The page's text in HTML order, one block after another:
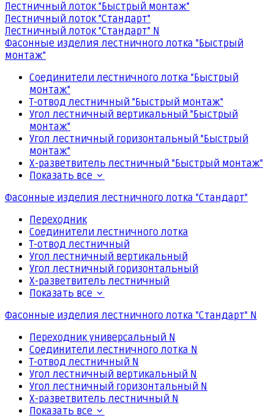
Лестничный лоток "Быстрый монтаж"
Лестничный лоток "Стандарт"
Лестничный лоток "Стандарт" N
Фасонные изделия лестничного лотка "Быстрый
монтаж"
Соединители лестничного лотка "Быстрый
монтаж"
Т-отвод лестничный "Быстрый монтаж"
Угол лестничный вертикальный "Быстрый
монтаж"
Угол лестничный горизонтальный "Быстрый
монтаж"
Х-разветвитель лестничный "Быстрый монтаж"
Показать все
Фасонные изделия лестничного лотка "Стандарт"
Переходник
Соединители лестничного лотка
Т-отвод лестничный
Угол лестничный вертикальный
Угол лестничный горизонтальный
Х-разветвитель лестничный
Показать все
Фасонные изделия лестничного лотка "Стандарт" N
Переходник универсальный N
Соединители лестничного лотка N
Т-отвод лестничный N
Угол лестничный вертикальный N
Угол лестничный горизонтальный N
Х-разветвитель лестничный N
Показать все